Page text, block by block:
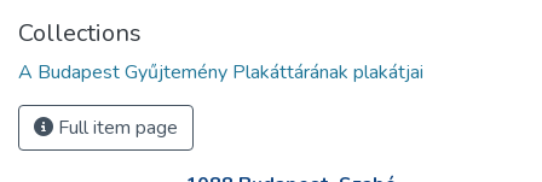
Collections
A Budapest Gyűjtemény Plakáttárának plakátjai
Full item page